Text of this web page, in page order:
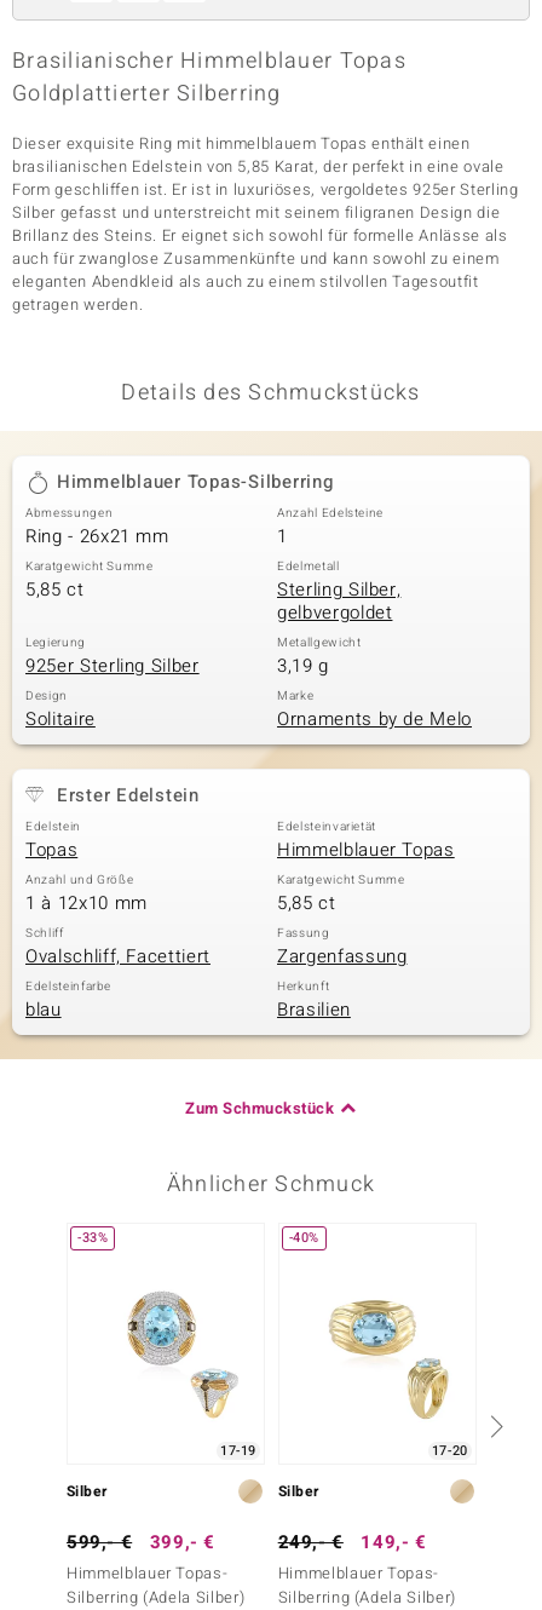
Classics
Brasilianischer Himmelblauer Topas
Goldplattierter Silberring
Dieser exquisite Ring mit himmelblauem Topas enthält einen
brasilianischen Edelstein von 5,85 Karat, der perfekt in eine ovale
Form geschliffen ist. Er ist in luxuriöses, vergoldetes 925er Sterling
Silber gefasst und unterstreicht mit seinem filigranen Design die
Brillanz des Steins. Er eignet sich sowohl für formelle Anlässe als
auch für zwanglose Zusammenkünfte und kann sowohl zu einem
eleganten Abendkleid als auch zu einem stilvollen Tagesoutfit
getragen werden.
Details des Schmuckstücks
Himmelblauer Topas-Silberring
Abmessungen
Ring - 26x21 mm
Anzahl Edelsteine
1
Karatgewicht Summe
5,85 ct
Edelmetall
Sterling Silber,
gelbvergoldet
Legierung
925er Sterling Silber
Metallgewicht
3,19 g
Design
Solitaire
Marke
Ornaments by de Melo
Erster Edelstein
Edelstein
Topas
Edelsteinvarietät
Himmelblauer Topas
Anzahl und Größe
1 à 12x10 mm
Karatgewicht Summe
5,85 ct
Schliff
Ovalschliff, Facettiert
Fassung
Zargenfassung
Edelsteinfarbe
blau
Herkunft
Brasilien
Zum Schmuckstück
Ähnlicher Schmuck
-33%
17-19
Silber
599,- € 399,- €
Himmelblauer Topas-
Silberring (Adela Silber)
-40%
17-20
Silber
249,- € 149,- €
Himmelblauer Topas-
Silberring (Adela Silber)